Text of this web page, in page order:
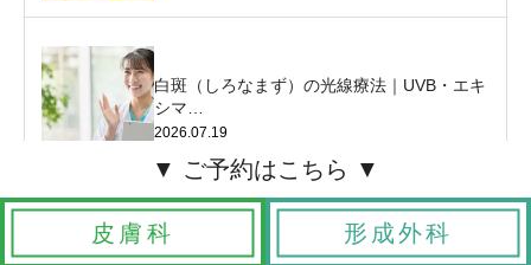
白斑（しろなまず）の光線療法｜UVB・エキ
シマ…
2026.07.19
皮膚科 形成外科